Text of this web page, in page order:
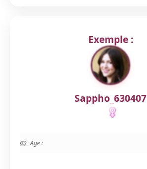
Exemple :
Sappho_630407
Age :